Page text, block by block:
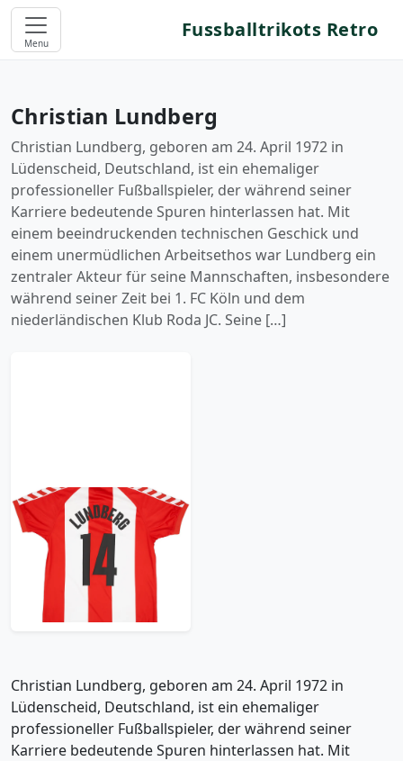
Menu
Fussballtrikots Retro
Christian Lundberg
Christian Lundberg, geboren am 24. April 1972 in
Lüdenscheid, Deutschland, ist ein ehemaliger
professioneller Fußballspieler, der während seiner
Karriere bedeutende Spuren hinterlassen hat. Mit
einem beeindruckenden technischen Geschick und
einem unermüdlichen Arbeitsethos war Lundberg ein
zentraler Akteur für seine Mannschaften, insbesondere
während seiner Zeit bei 1. FC Köln und dem
niederländischen Klub Roda JC. Seine […]
2004-05 Aalborg
Home Shirt Lundberg
#14 - 8/10 - (M/L)
95.99£ · ca. €113
Christian Lundberg, geboren am 24. April 1972 in
Lüdenscheid, Deutschland, ist ein ehemaliger
professioneller Fußballspieler, der während seiner
Karriere bedeutende Spuren hinterlassen hat. Mit